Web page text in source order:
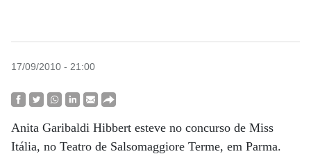
17/09/2010 - 21:00
Anita Garibaldi Hibbert esteve no concurso de Miss
Itália, no Teatro de Salsomaggiore Terme, em Parma.